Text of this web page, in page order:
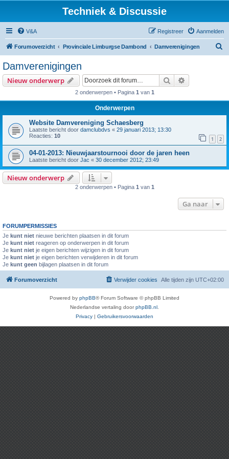
Techniek & Discussie
V&A Aanmelden
Registreer
Forumoverzicht Provinciale Limburgse Dambond Damverenigingen
Damverenigingen
Nieuw onderwerp Zoek
2 onderwerpen • Pagina 1 van 1
Onderwerpen
Website Damvereniging Schaesberg
Laatste bericht door damclubdvs « 29 januari 2013; 13:30
Reacties: 10 1 2
04-01-2013: Nieuwjaarstournooi door de jaren heen
Laatste bericht door Jac « 30 december 2012; 23:49
Nieuw onderwerp
2 onderwerpen • Pagina 1 van 1
Ga naar
FORUMPERMISSIES
Je kunt niet nieuwe berichten plaatsen in dit forum
Je kunt niet reageren op onderwerpen in dit forum
Je kunt niet je eigen berichten wijzigen in dit forum
Je kunt niet je eigen berichten verwijderen in dit forum
Je kunt geen bijlagen plaatsen in dit forum
Forumoverzicht Alle tijden zijn UTC+02:00
Verwijder cookies
Powered by phpBB® Forum Software © phpBB Limited
Nederlandse vertaling doorphpBB.nl
Privacy | Gebruikersvoorwaarden